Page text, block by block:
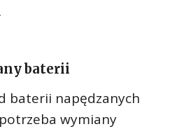
baterii
baterii napędzanych
wymiany